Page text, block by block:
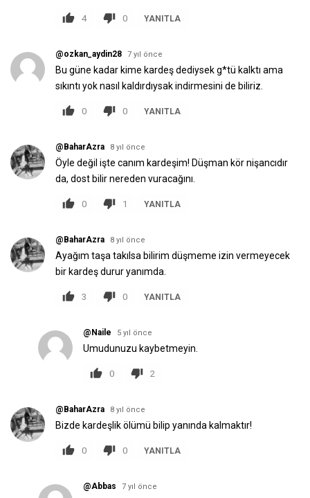
4 0 YANITLA
@ozkan_aydin28 7 yıl önce
Bu güne kadar kime kardeş dediysek g*tü kalktı ama
sıkıntı yok nasıl kaldırdıysak indirmesini de biliriz.
0 0 YANITLA
@BaharAzra 8 yıl önce
Öyle değil işte canım kardeşim! Düşman kör nişancıdır
da, dost bilir nereden vuracağını.
0 1 YANITLA
@BaharAzra 8 yıl önce
Ayağım taşa takılsa bilirim düşmeme izin vermeyecek
bir kardeş durur yanımda.
3 0 YANITLA
@Naile 5 yıl önce
Umudunuzu kaybetmeyin.
0 2
@BaharAzra 8 yıl önce
Bizde kardeşlik ölümü bilip yanında kalmaktır!
0 0 YANITLA
@Abbas 7 yıl önce